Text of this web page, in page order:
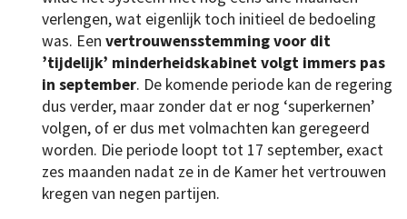
verlengen, wat eigenlijk toch initieel de bedoeling
was. Een vertrouwensstemming voor dit
’tijdelijk’ minderheidskabinet volgt immers pas
in september. De komende periode kan de regering
dus verder, maar zonder dat er nog ‘superkernen’
volgen, of er dus met volmachten kan geregeerd
worden. Die periode loopt tot 17 september, exact
zes maanden nadat ze in de Kamer het vertrouwen
kregen van negen partijen.